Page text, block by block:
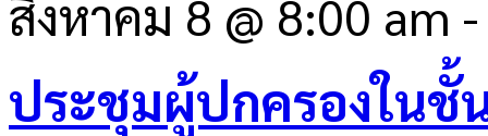
สิงหาคม 8 @ 8:00 am
ประชุมผู้ปกครองในชั้